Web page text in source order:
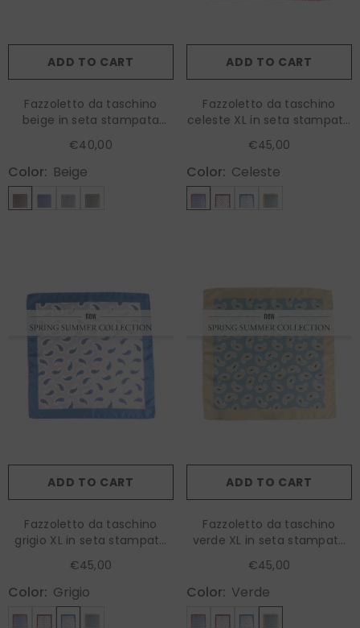
ADD TO CART
Fazzoletto da taschino
beige in seta stampata
KAREN
€40,00
Color: Beige
ADD TO CART
Fazzoletto da taschino
celeste XL in seta stampata
HOPES
€45,00
Color: Celeste
ADD TO CART
Fazzoletto da taschino
grigio XL in seta stampata
€45,00
Color: Grigio
ADD TO CART
Fazzoletto da taschino
verde XL in seta stampata
€45,00
Color: Verde